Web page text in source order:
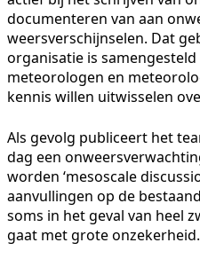
documenteren van aan
weersverschijnselen. Dat
organisatie is
meteorologen en
kennis willen uitwisselen
Als gevolg publiceert het
dag een
worden ‘mesoscale
aanvullingen op de
soms in het geval van heel
gaat met grote onzekerheid.